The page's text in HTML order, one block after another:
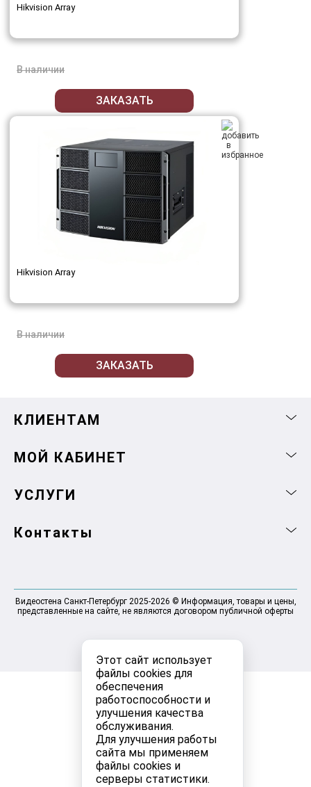
Этот сайт использует
файлы cookies для
обеспечения
работоспособности и
улучшения качества
обслуживания.
Для улучшения работы
сайта мы применяем
файлы cookies и
серверы статистики.
Hikvision Array
В наличии
ЗАКАЗАТЬ
Hikvision Array
В наличии
ЗАКАЗАТЬ
КЛИЕНТАМ
МОЙ КАБИНЕТ
УСЛУГИ
Контакты
Видеостена Санкт-Петербург 2025-2026 © Информация, товары и цены,
представленные на сайте, не являются договором публичной оферты